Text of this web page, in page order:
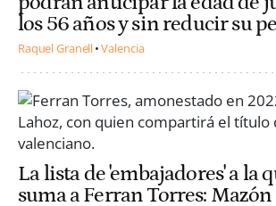
los 56 años y sin reducir su
Raquel Granell Valencia
La lista de 'embajadores' a la
suma a Ferran Torres: